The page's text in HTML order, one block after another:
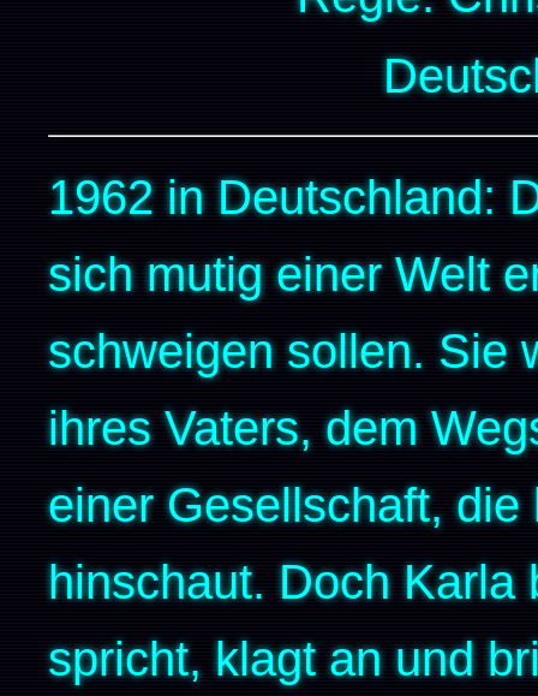
1962 in Deutschland:
sich mutig einer Welt
schweigen sollen. Sie
ihres Vaters, dem
einer Gesellschaft,
hinschaut. Doch Karla
spricht, klagt an und